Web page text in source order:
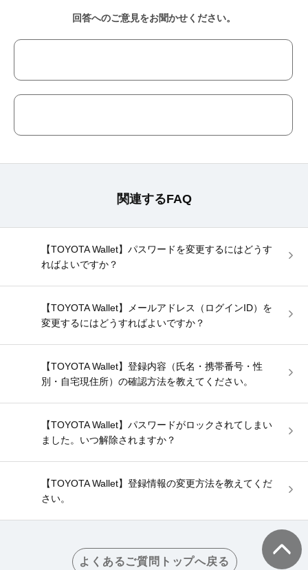
回答へのご意見をお聞かせください。
関連するFAQ
【TOYOTA Wallet】パスワードを変更するにはどうす
ればよいですか？
【TOYOTA Wallet】メールアドレス（ログインID）を
変更するにはどうすればよいですか？
【TOYOTA Wallet】登録内容（氏名・携帯番号・性
別・自宅現住所）の確認方法を教えてください。
【TOYOTA Wallet】パスワードがロックされてしまい
ました。いつ解除されますか？
【TOYOTA Wallet】登録情報の変更方法を教えてくだ
さい。
よくあるご質問トップへ戻る